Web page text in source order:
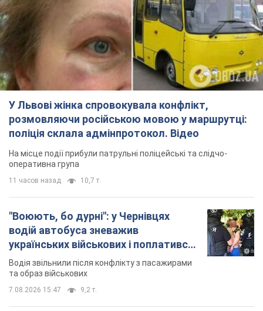
У Львові жінка спровокувала конфлікт,
розмовляючи російською мовою у маршрутці:
поліція склала адмінпротокол. Відео
На місце події прибули патрульні поліцейські та слідчо-
оперативна група
11 часов назад 10,7 т.
"Воюють, бо дурні": у Чернівцях
водій автобуса зневажив
українських військових і поплатився.
Відео
Водія звільнили після конфлікту з пасажирами
та образ військових
7.08.2026 15:47 9,2 т.